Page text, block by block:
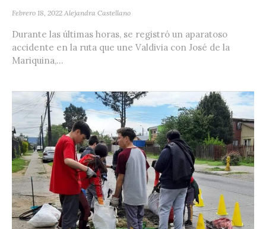
Febrero 18, 2022 Alejandra Castellano
Durante las últimas horas, se registró un aparatoso
accidente en la ruta que une Valdivia con José de la
Mariquina,...